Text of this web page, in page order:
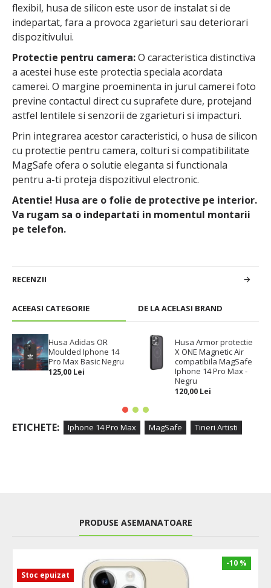
ACEEASI CATEGORIE DE LA ACELASI BRAND
Husa Adidas OR
Moulded Iphone 14
Pro Max Basic Negru
125,00 Lei
Husa Armor protectie
X ONE Magnetic Air
compatibila MagSafe
Iphone 14 Pro Max -
Negru
120,00 Lei
flexibil, husa de silicon este usor de instalat si de
indepartat, fara a provoca zgarieturi sau deteriorari
dispozitivului.
Protectie pentru camera:O caracteristica distinctiva
a acestei huse este protectia speciala acordata
camerei. O margine proeminenta in jurul camerei foto
previne contactul direct cu suprafete dure, protejand
astfel lentilele si senzorii de zgarieturi si impacturi.
Prin integrarea acestor caracteristici, o husa de silicon
cu protectie pentru camera, colturi si compatibilitate
MagSafe ofera o solutie eleganta si functionala
pentru a-ti proteja dispozitivul electronic.
Atentie! Husa are o folie de protective pe interior.
Va rugam sa o indepartati in momentul montarii
pe telefon.
RECENZII
ETICHETE: Iphone 14 Pro Max MagSafe Tineri Artisti
PRODUSE ASEMANATOARE
-10 %
Stoc epuizat